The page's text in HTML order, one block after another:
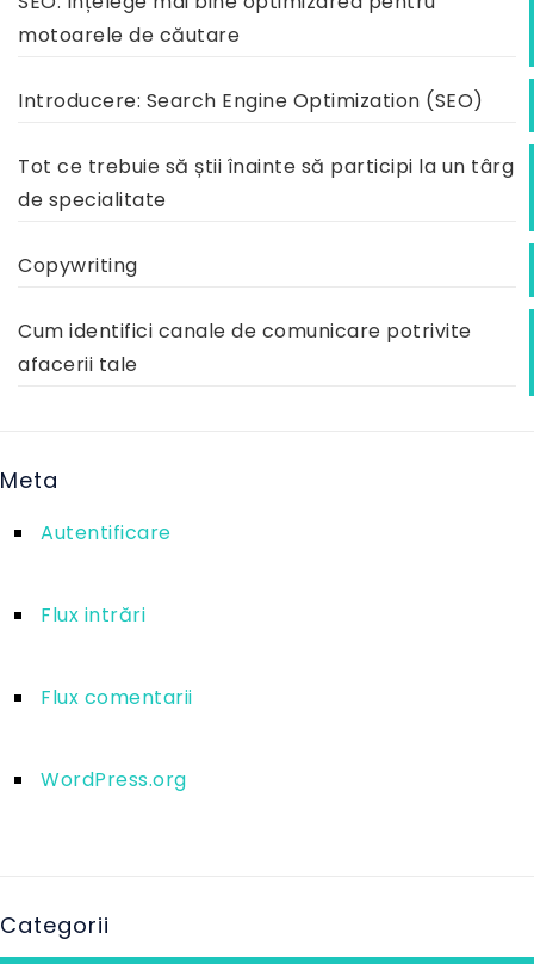
motoarele de căutare
Introducere: Search Engine Optimization (SEO)
Tot ce trebuie să știi înainte să participi la un târg
de specialitate
Copywriting
Cum identifici canale de comunicare potrivite
afacerii tale
Meta
Autentificare
Flux intrări
Flux comentarii
WordPress.org
Categorii